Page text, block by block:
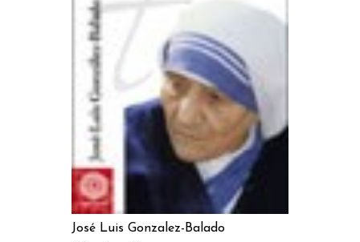
AGGIUNGI AL CARRELLO
José Luis Gonzalez-Balado